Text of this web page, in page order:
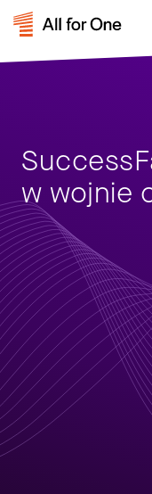
w wojnie